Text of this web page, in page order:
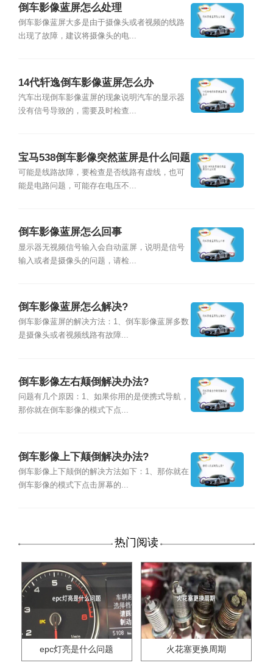
倒车影像蓝屏怎么处理
倒车影像蓝屏大多是由于摄像头或者视频的线路
出现了故障，建议将摄像头的电...
14代轩逸倒车影像蓝屏怎么办
汽车出现倒车影像蓝屏的现象说明汽车的显示器
没有信号导致的，需要及时检查...
宝马538倒车影像突然蓝屏是什么问题
可能是线路故障，要检查是否线路有虚线，也可
能是电路问题，可能存在电压不...
倒车影像蓝屏怎么回事
显示器无视频信号输入会自动蓝屏，说明是信号
输入或者是摄像头的问题，请检...
倒车影像蓝屏怎么解决?
倒车影像蓝屏的解决方法：1、倒车影像蓝屏多数
是摄像头或者视频线路有故障...
倒车影像左右颠倒解决办法?
问题有几个原因：1、如果你用的是便携式导航，
那你就在倒车影像的模式下点...
倒车影像上下颠倒解决办法?
倒车影像上下颠倒的解决方法如下：1、那你就在
倒车影像的模式下点击屏幕的...
热门阅读
epc灯亮是什么问题 火花塞更换周期